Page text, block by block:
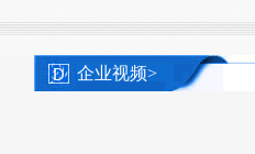
企业视频>